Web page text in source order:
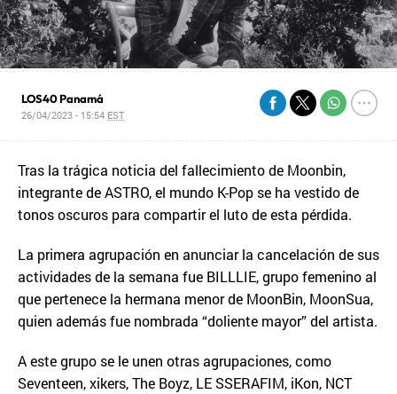
LOS40 Panamá
26/04/2023 - 15:54 EST
Tras la trágica noticia del fallecimiento de Moonbin,
integrante de ASTRO, el mundo K-Pop se ha vestido de
tonos oscuros para compartir el luto de esta pérdida.
La primera agrupación en anunciar la cancelación de sus
actividades de la semana fue BILLLIE, grupo femenino al
que pertenece la hermana menor de MoonBin, MoonSua,
quien además fue nombrada “doliente mayor” del artista.
A este grupo se le unen otras agrupaciones, como
Seventeen, xikers, The Boyz, LE SSERAFIM, iKon, NCT